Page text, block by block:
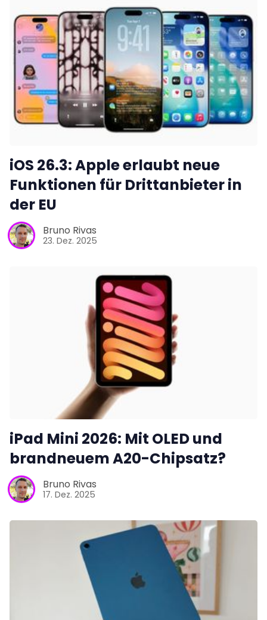
iOS 26.3: Apple erlaubt neue
Funktionen für Drittanbieter in
der EU
Bruno Rivas
23. Dez. 2025
iPad Mini 2026: Mit OLED und
brandneuem A20-Chipsatz?
Bruno Rivas
17. Dez. 2025